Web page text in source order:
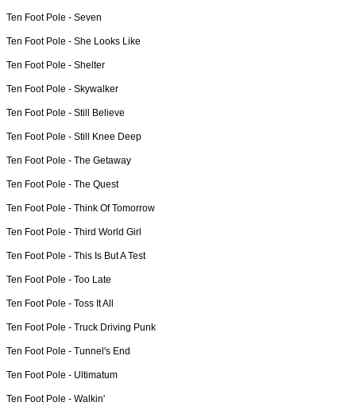
Ten Foot Pole - Seven
Ten Foot Pole - She Looks Like
Ten Foot Pole - Shelter
Ten Foot Pole - Skywalker
Ten Foot Pole - Still Believe
Ten Foot Pole - Still Knee Deep
Ten Foot Pole - The Getaway
Ten Foot Pole - The Quest
Ten Foot Pole - Think Of Tomorrow
Ten Foot Pole - Third World Girl
Ten Foot Pole - This Is But A Test
Ten Foot Pole - Too Late
Ten Foot Pole - Toss It All
Ten Foot Pole - Truck Driving Punk
Ten Foot Pole - Tunnel's End
Ten Foot Pole - Ultimatum
Ten Foot Pole - Walkin'